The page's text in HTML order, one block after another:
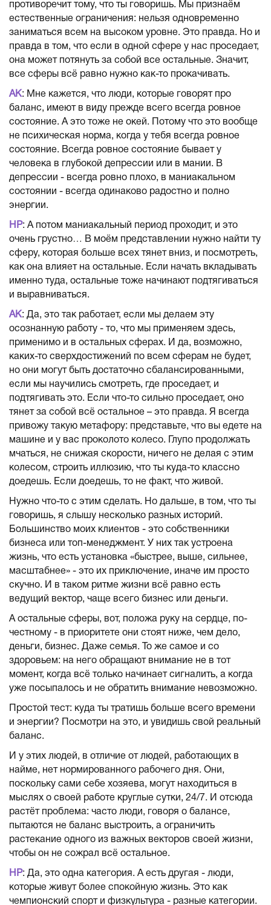
противоречит тому, что ты говоришь. Мы признаём
естественные ограничения: нельзя одновременно
заниматься всем на высоком уровне. Это правда. Но и
правда в том, что если в одной сфере у нас проседает,
она может потянуть за собой все остальные. Значит,
все сферы всё равно нужно как-то прокачивать.
АК: Мне кажется, что люди, которые говорят про
баланс, имеют в виду прежде всего всегда ровное
состояние. А это тоже не окей. Потому что это вообще
не психическая норма, когда у тебя всегда ровное
состояние. Всегда ровное состояние бывает у
человека в глубокой депрессии или в мании. В
депрессии - всегда ровно плохо, в маниакальном
состоянии - всегда одинаково радостно и полно
энергии.
НР: А потом маниакальный период проходит, и это
очень грустно… В моём представлении нужно найти ту
сферу, которая больше всех тянет вниз, и посмотреть,
как она влияет на остальные. Если начать вкладывать
именно туда, остальные тоже начинают подтягиваться
и выравниваться.
АК: Да, это так работает, если мы делаем эту
осознанную работу - то, что мы применяем здесь,
применимо и в остальных сферах. И да, возможно,
каких-то сверхдостижений по всем сферам не будет,
но они могут быть достаточно сбалансированными,
если мы научились смотреть, где проседает, и
подтягивать это. Если что-то сильно проседает, оно
тянет за собой всё остальное – это правда. Я всегда
привожу такую метафору: представьте, что вы едете на
машине и у вас проколото колесо. Глупо продолжать
мчаться, не снижая скорости, ничего не делая с этим
колесом, строить иллюзию, что ты куда-то классно
доедешь. Если доедешь, то не факт, что живой.
Нужно что-то с этим сделать. Но дальше, в том, что ты
говоришь, я слышу несколько разных историй.
Большинство моих клиентов - это собственники
бизнеса или топ-менеджмент. У них так устроена
жизнь, что есть установка «быстрее, выше, сильнее,
масштабнее» - это их приключение, иначе им просто
скучно. И в таком ритме жизни всё равно есть
ведущий вектор, чаще всего бизнес или деньги.
А остальные сферы, вот, положа руку на сердце, по-
честному - в приоритете они стоят ниже, чем дело,
деньги, бизнес. Даже семья. То же самое и со
здоровьем: на него обращают внимание не в тот
момент, когда всё только начинает сигналить, а когда
уже посыпалось и не обратить внимание невозможно.
Простой тест: куда ты тратишь больше всего времени
и энергии? Посмотри на это, и увидишь свой реальный
баланс.
И у этих людей, в отличие от людей, работающих в
найме, нет нормированного рабочего дня. Они,
поскольку сами себе хозяева, могут находиться в
мыслях о своей работе круглые сутки, 24/7. И отсюда
растёт проблема: часто люди, говоря о балансе,
пытаются не баланс выстроить, а ограничить
растекание одного из важных векторов своей жизни,
чтобы он не сожрал всё остальное.
НР: Да, это одна категория. А есть другая - люди,
которые живут более спокойную жизнь. Это как
чемпионский спорт и физкультура - разные категории.